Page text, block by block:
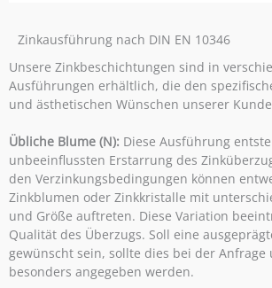
Zinkausführung nach DIN EN 10346
Unsere Zinkbeschichtungen sind in
Ausführungen erhältlich, die den
und ästhetischen Wünschen unserer
Übliche Blume (N): Diese Ausführung
unbeeinflussten Erstarrung des
den Verzinkungsbedingungen können
Zinkblumen oder Zinkkristalle mit
und Größe auftreten. Diese Variation
Qualität des Überzugs. Soll eine
gewünscht sein, sollte dies bei der Anfrage
besonders angegeben werden.